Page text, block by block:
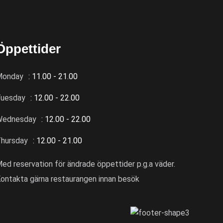
: 11.00 - 21.00
: 12.00 - 22.00
: 12.00 - 22.00
: 12.00 - 21.00
reservation för ändrade öppettider p.g.a väder.
gärna restaurangen innan besök